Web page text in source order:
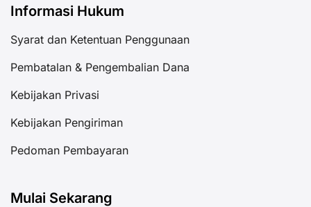
Informasi Hukum
Syarat dan Ketentuan Penggunaan
Pembatalan & Pengembalian Dana
Kebijakan Privasi
Kebijakan Pengiriman
Pedoman Pembayaran
Mulai Sekarang